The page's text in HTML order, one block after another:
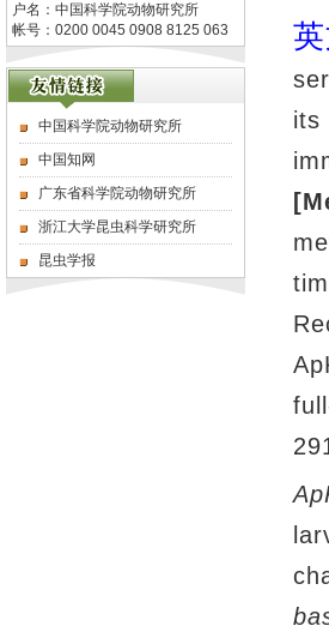
户名：中国科学院动物研究所
帐号：0200 0045 0908 8125 063
中国科学院动物研究所
中国知网
广东省科学院动物研究所
浙江大学昆虫科学研究所
昆虫学报
its